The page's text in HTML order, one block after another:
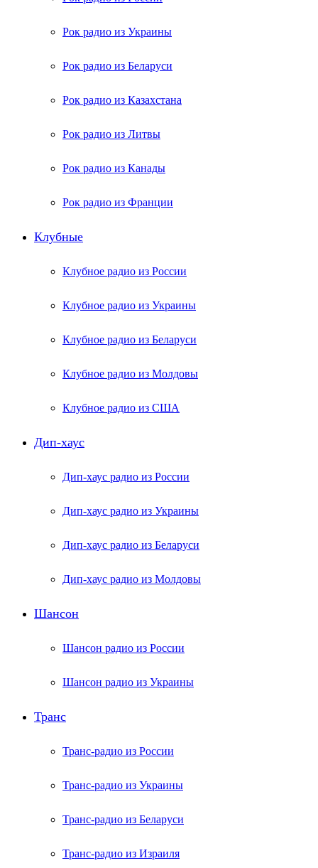
Рок радио из Украины
Рок радио из Беларуси
Рок радио из Казахстана
Рок радио из Литвы
Рок радио из Канады
Рок радио из Франции
Клубные
Клубное радио из России
Клубное радио из Украины
Клубное радио из Беларуси
Клубное радио из Молдовы
Клубное радио из США
Дип-хаус
Дип-хаус радио из России
Дип-хаус радио из Украины
Дип-хаус радио из Беларуси
Дип-хаус радио из Молдовы
Шансон
Шансон радио из России
Шансон радио из Украины
Транс
Транс-радио из России
Транс-радио из Украины
Транс-радио из Беларуси
Транс-радио из Израиля